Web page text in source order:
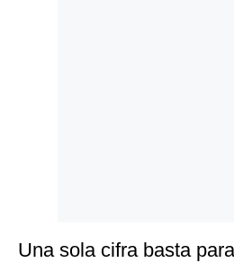
Una sola cifra basta